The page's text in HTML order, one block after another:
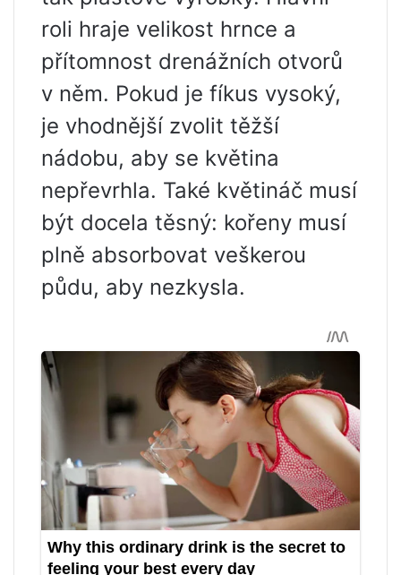
roli hraje velikost hrnce a
přítomnost drenážních otvorů
v něm. Pokud je fíkus vysoký,
je vhodnější zvolit těžší
nádobu, aby se květina
nepřevrhla. Také květináč musí
být docela těsný: kořeny musí
plně absorbovat veškerou
půdu, aby nezkysla.